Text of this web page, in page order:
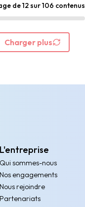
de 12 sur 106 contenus
Charger plus
L'entreprise
Qui sommes-nous
Nos engagements
Nous rejoindre
Partenariats